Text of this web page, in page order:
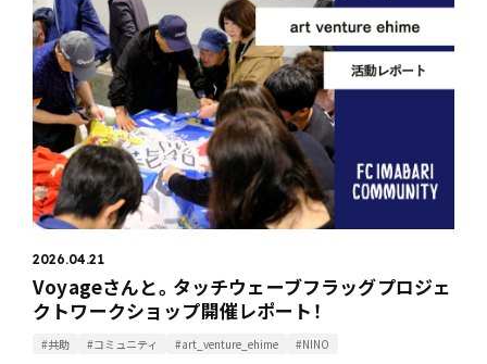
2026.04.21
Voyageさんと。タッチウェーブフラッグプロジェ
クトワークショップ開催レポート！
#共助 #コミュニティ #art_venture_ehime #NINO